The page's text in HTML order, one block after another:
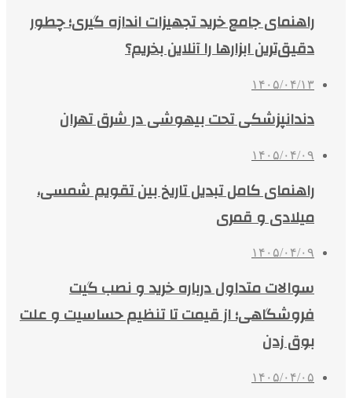
راهنمای جامع خرید تجهیزات اندازه گیری؛ چطور
دقیق‌ترین ابزارها را آنلاین بخریم؟
۱۴۰۵/۰۴/۱۳
دندانپزشکی تحت بیهوشی در شرق تهران
۱۴۰۵/۰۴/۰۹
راهنمای کامل تبدیل تاریخ بین تقویم شمسی،
میلادی و قمری
۱۴۰۵/۰۴/۰۹
سوالات متداول درباره خرید و نصب گیت
فروشگاهی؛ از قیمت تا تنظیم حساسیت و علت
بوق زدن
۱۴۰۵/۰۴/۰۵